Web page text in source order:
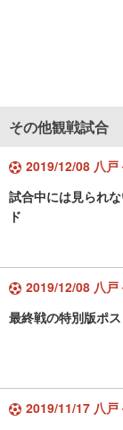
その他観戦試合
2019/12/08 八戸
試合中には見られ
ド
2019/12/08 八戸
最終戦の特別版ポ
2019/11/17 八戸